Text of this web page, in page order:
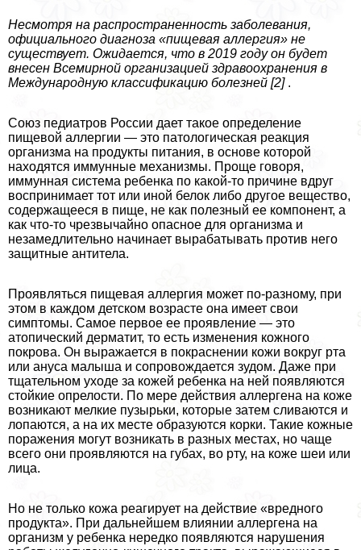
Несмотря на распространенность заболевания,
официального диагноза «пищевая аллергия» не
существует. Ожидается, что в 2019 году он будет
внесен Всемирной организацией здравоохранения в
Международную классификацию болезней [2].
Союз педиатров России дает такое определение
пищевой аллергии — это патологическая реакция
организма на продукты питания, в основе которой
находятся иммунные механизмы. Проще говоря,
иммунная система ребенка по какой-то причине вдруг
воспринимает тот или иной белок либо другое вещество,
содержащееся в пище, не как полезный ее компонент, а
как что-то чрезвычайно опасное для организма и
незамедлительно начинает выpaбатывать против него
защитные антитела.
Проявляться пищевая аллергия может по-разному, при
этом в каждом детском возрасте она имеет свои
симптомы. Самое первое ее проявление — это
атопический дерматит, то есть изменения кожного
покрова. Он выражается в покраснении кожи вокруг рта
или aнycа малыша и сопровождается зудом. Даже при
тщательном уходе за кожей ребенка на ней появляются
стойкие опрелости. По мере действия аллергена на коже
возникают мелкие пузырьки, которые затем сливаются и
лопаются, а на их месте образуются корки. Такие кожные
поражения могут возникать в разных местах, но чаще
всего они проявляются на губах, во рту, на коже шеи или
лица.
Но не только кожа реагирует на действие «вредного
продукта». При дальнейшем влиянии аллергена на
организм у ребенка нередко появляются нарушения